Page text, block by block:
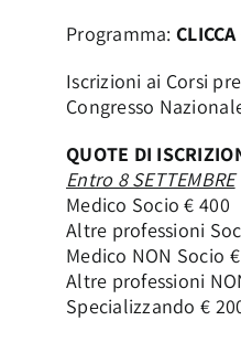
Programma:
Iscrizioni ai Corsi
Congresso
QUOTE DI
Entro 8 SETTEMBRE
Medico Socio € 400
Altre professioni
Medico NON Socio
Altre professioni
Specializzando €